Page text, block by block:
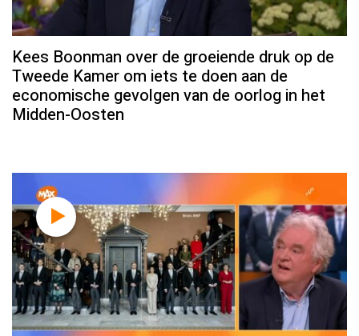
Kees Boonman over de groeiende druk op de
Tweede Kamer om iets te doen aan de
economische gevolgen van de oorlog in het
Midden-Oosten